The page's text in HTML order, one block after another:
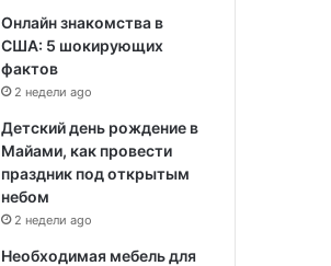
Онлайн знакомства в
США: 5 шокирующих
фактов
2 недели ago
Детский день рождение в
Майами, как провести
праздник под открытым
небом
2 недели ago
Необходимая мебель для